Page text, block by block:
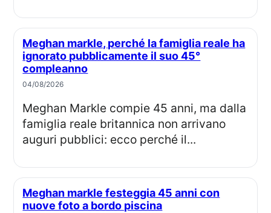
Meghan markle, perché la famiglia reale ha
ignorato pubblicamente il suo 45°
compleanno
04/08/2026
Meghan Markle compie 45 anni, ma dalla
famiglia reale britannica non arrivano
auguri pubblici: ecco perché il...
Meghan markle festeggia 45 anni con
nuove foto a bordo piscina